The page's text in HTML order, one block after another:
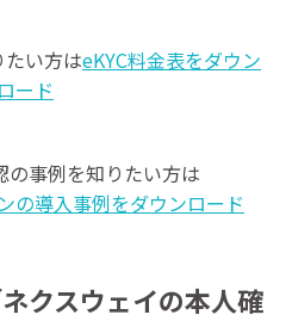
い方はeKYC料金表をダウン
ロード
の事例を知りたい方は
の導入事例をダウンロード
クスウェイの本人確